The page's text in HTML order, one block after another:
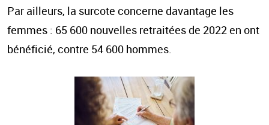
Par ailleurs, la surcote concerne davantage les
femmes : 65 600 nouvelles retraitées de 2022 en ont
bénéficié, contre 54 600 hommes.